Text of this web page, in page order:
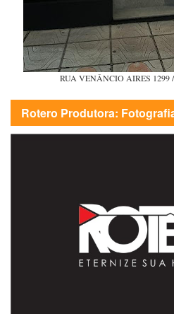
RUA VENÂNCIO AIRES 1299
Rotero Produtora: